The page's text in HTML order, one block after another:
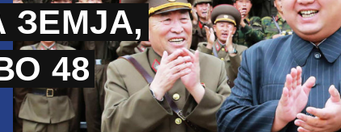
ЗЕМЈА,
48